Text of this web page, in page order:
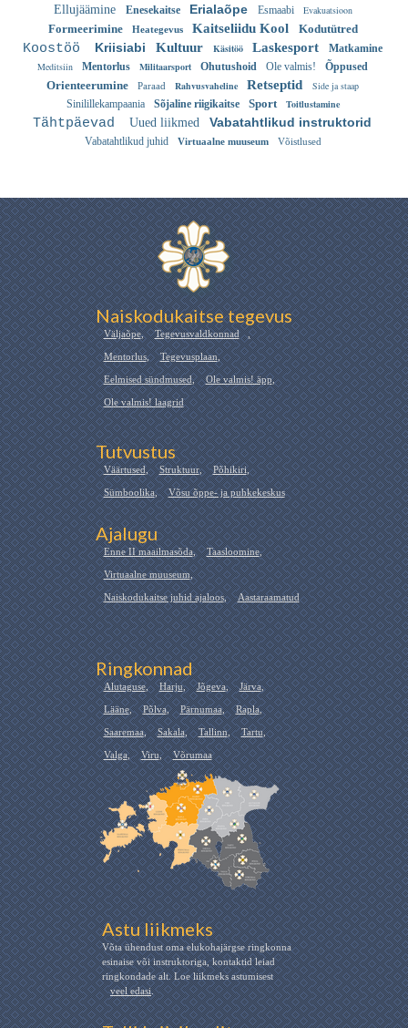
Ellujäämine
Enesekaitse Erialaõpe Esmaabi Evakuatsioon
Formeerimine Heategevus Kaitseliidu Kool Kodutütred
Koostöö Kriisiabi Kultuur Käsitöö Laskesport
Matkamine
Meditsiin
Mentorlus Militaarsport Ohutushoid Ole valmis! Õppused
Orienteerumine Paraad Rahvusvaheline Retseptid
Side ja staap
Sinilillekampaania
Sõjaline riigikaitse Sport Toitlustamine
Tähtpäevad Uued liikmed Vabatahtlikud instruktorid
Vabatahtlikud juhid Virtuaalne muuseum Võistlused
Naiskodukaitse tegevus
Väljaõpe, Tegevusvaldkonnad ,
Mentorlus, Tegevusplaan,
Eelmised sündmused, Ole valmis! äpp,
Ole valmis! laagrid
Tutvustus
Väärtused, Struktuur, Põhikiri,
Sümboolika, Võsu õppe- ja puhkekeskus
Ajalugu
Enne II maailmasõda, Taasloomine,
Virtuaalne muuseum,
Naiskodukaitse juhid ajaloos, Aastaraamatud
Ringkonnad
Alutaguse, Harju, Jõgeva, Järva,
Lääne, Põlva, Pärnumaa, Rapla,
Saaremaa, Sakala, Tallinn, Tartu,
Valga, Viru, Võrumaa
Astu liikmeks
Võta ühendust oma elukohajärgse ringkonna
esinaise või instruktoriga, kontaktid leiad
ringkondade alt. Loe liikmeks astumisest
veel edasi.